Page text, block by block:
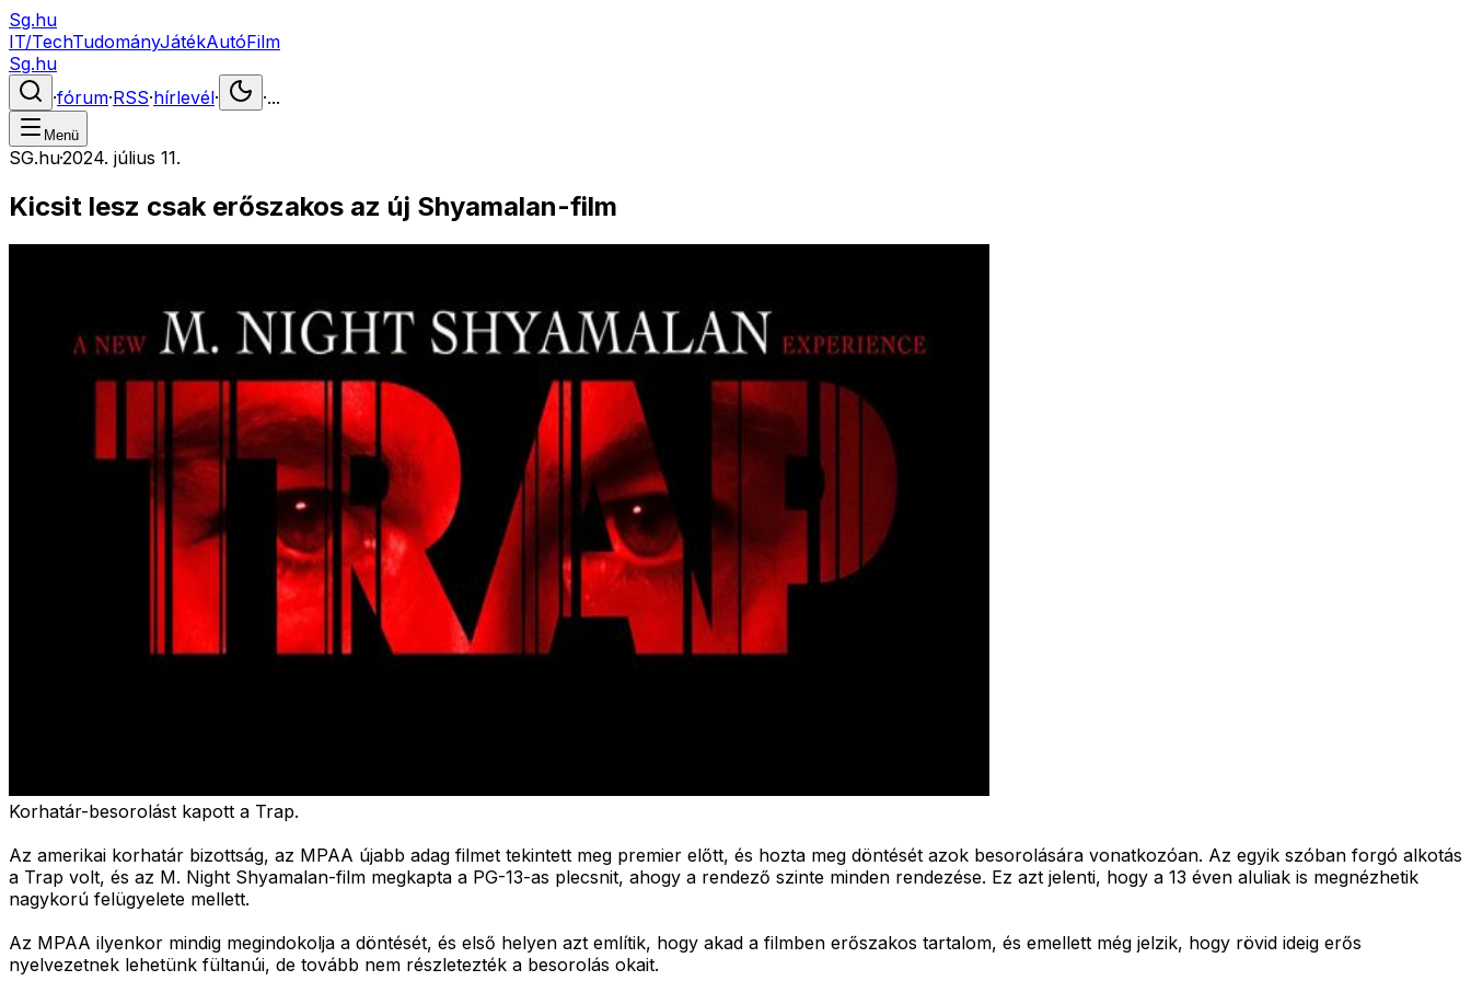
Sg.hu
IT/TechTudományJátékAutóFilm
Sg.hu
·fórum·RSS·hírlevél· ·...
Menü
SG.hu·2024. július 11.
Kicsit lesz csak erőszakos az új Shyamalan-film
Korhatár-besorolást kapott a Trap.
Az amerikai korhatár bizottság, az MPAA újabb adag filmet tekintett meg premier előtt, és hozta meg döntését azok besorolására vonatkozóan. Az egyik szóban forgó alkotás
a Trap volt, és az M. Night Shyamalan-film megkapta a PG-13-as plecsnit, ahogy a rendező szinte minden rendezése. Ez azt jelenti, hogy a 13 éven aluliak is megnézhetik
nagykorú felügyelete mellett.
Az MPAA ilyenkor mindig megindokolja a döntését, és első helyen azt említik, hogy akad a filmben erőszakos tartalom, és emellett még jelzik, hogy rövid ideig erős
nyelvezetnek lehetünk fültanúi, de tovább nem részletezték a besorolás okait.